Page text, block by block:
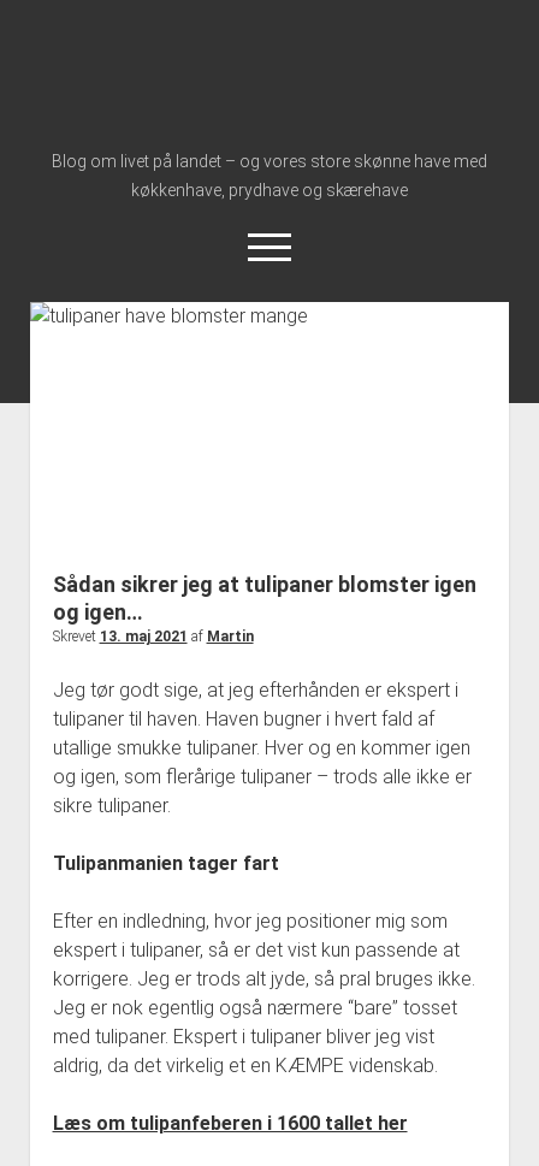
Blog om livet på landet – og vores store skønne have med
køkkenhave, prydhave og skærehave
åbn
meny
instagram
Sådan sikrer jeg at tulipaner blomster igen
og igen…
Skrevet 13. maj 2021 af Martin
Jeg tør godt sige, at jeg efterhånden er ekspert i
tulipaner til haven. Haven bugner i hvert fald af
utallige smukke tulipaner. Hver og en kommer igen
og igen, som flerårige tulipaner – trods alle ikke er
sikre tulipaner.
Tulipanmanien tager fart
Efter en indledning, hvor jeg positioner mig som
ekspert i tulipaner, så er det vist kun passende at
korrigere. Jeg er trods alt jyde, så pral bruges ikke.
Jeg er nok egentlig også nærmere “bare” tosset
med tulipaner. Ekspert i tulipaner bliver jeg vist
aldrig, da det virkelig et en KÆMPE videnskab.
Læs om tulipanfeberen i 1600 tallet her